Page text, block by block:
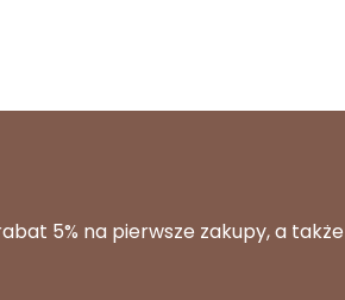
5% na pierwsze zakupy, a także